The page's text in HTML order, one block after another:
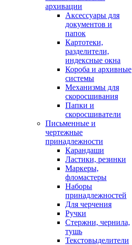
архивации
Аксессуары для
документов и
папок
Картотеки,
разделители,
индексные окна
Короба и архивные
системы
Механизмы для
скоросшивания
Папки и
скоросшиватели
Письменные и
чертежные
принадлежности
Карандаши
Ластики, резинки
Маркеры,
фломастеры
Наборы
принадлежностей
Для черчения
Ручки
Стержни, чернила,
тушь
Текстовыделители